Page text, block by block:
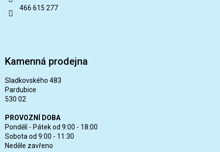
466 615 277
Kamenná prodejna
Sladkovského 483
Pardubice
530 02
PROVOZNÍ DOBA
Pondělí - Pátek od 9:00 - 18:00
Sobota od 9:00 - 11:30
Neděle zavřeno